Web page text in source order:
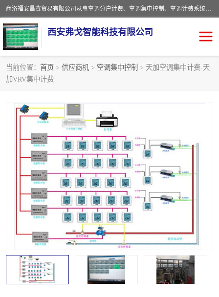
商洛福安昌鑫贸易有限公司从事空调分户计费、空调集中控制、空调计费系统、空调远程控制、中央空调分户计费、中央空调集中控制等产品的销售与安装。。语音控制，解放双手，让用户畅享安全、健康、便利、舒适、节能、愉悦的物联网智慧生活，我们竭诚为您提供住宅、别墅、公寓的智能家居化、智能办公化，智能酒店的解决方案。
西安弗戈智能科技有限公司
当前位置： 首页 > 供应商机 > 空调集中控制 > 天加空调集中计费-天
加VRV集中计费
中央空调集中控制
中央空调分户计费
空调计费系统
中央空调计费系统 空调分户计费系统